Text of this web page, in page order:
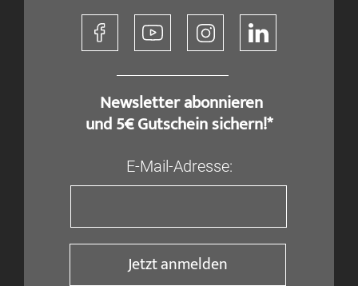
​ Newsletter abonnieren
und 5€ Gutschein sichern!*
E-Mail-Adresse:
Jetzt anmelden